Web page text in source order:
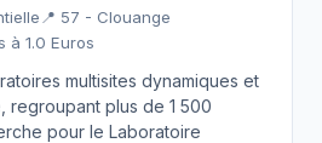
📍 57 - Clouange
à 1.0 Euros
multisites dynamiques et
regroupant plus de 1 500
pour le Laboratoire